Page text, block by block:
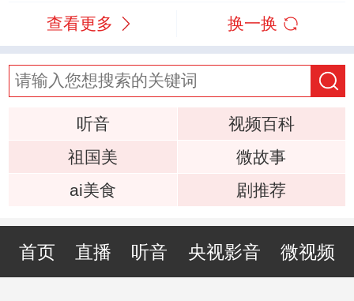
查看更多 换一换
听音
视频百科
祖国美
微故事
ai美食
剧推荐
首页 直播 听音 央视影音 微视频